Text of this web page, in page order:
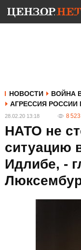
НОВОСТИ
ВОЙНА
АГРЕССИЯ РОССИИ
28.02.20 13:18 8 523
НАТО не
ситуацию
Идлибе, -